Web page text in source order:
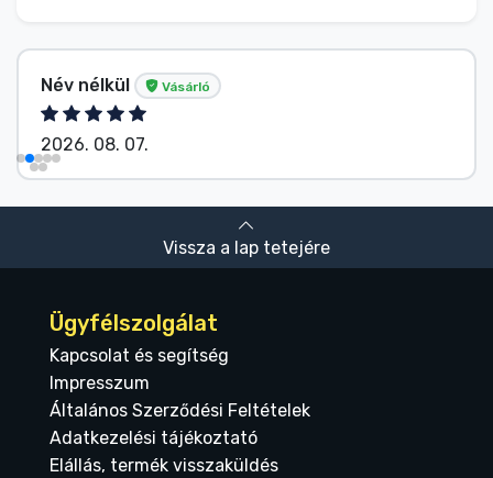
Név nélkül Vásárló
2026. 08. 07.
Vissza a lap tetejére
Ügyfélszolgálat
Kapcsolat és segítség
Impresszum
Általános Szerződési Feltételek
Adatkezelési tájékoztató
Elállás, termék visszaküldés